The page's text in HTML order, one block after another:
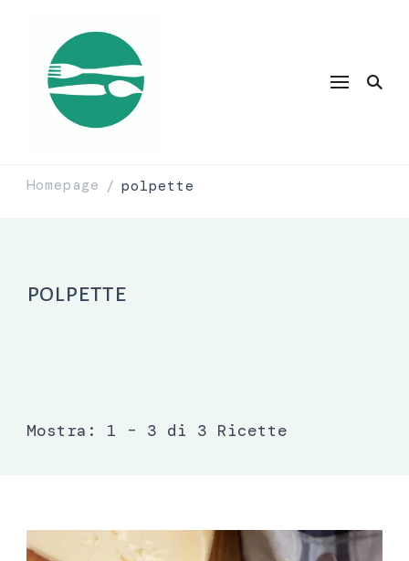
Homepage / polpette
polpette
Mostra: 1 – 3 di 3 Ricette